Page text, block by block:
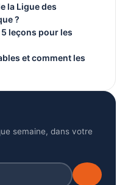
la Ligue des
?
5 leçons pour les
et comment les
semaine, dans votre